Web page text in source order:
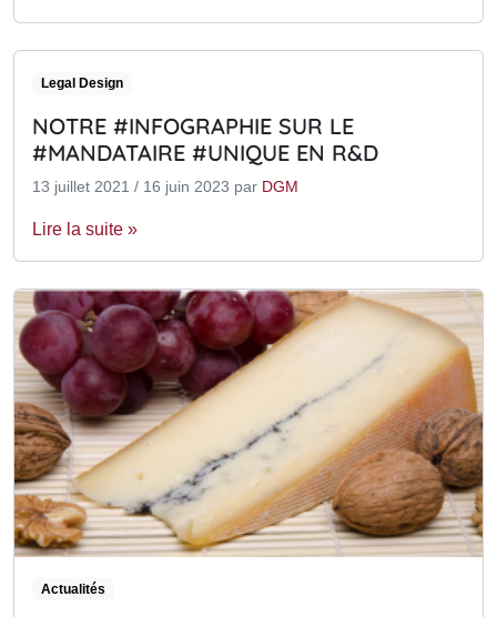
Legal Design
NOTRE #INFOGRAPHIE SUR LE
#MANDATAIRE #UNIQUE EN R&D
13 juillet 2021 / 16 juin 2023 par DGM
Lire la suite »
Actualités